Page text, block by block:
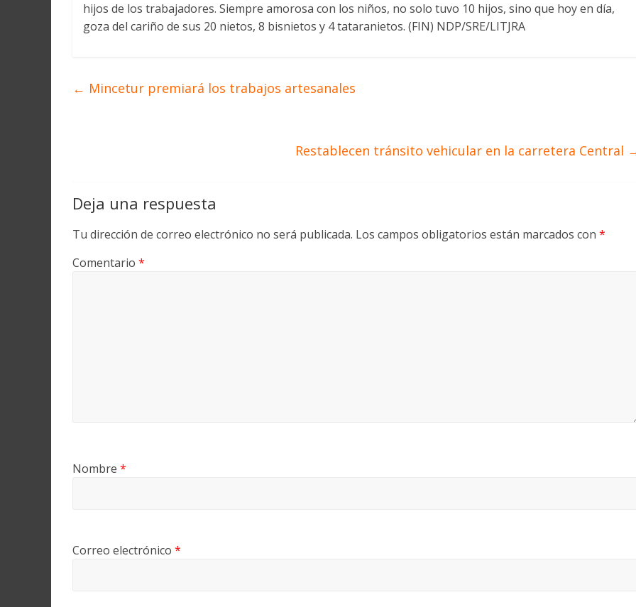
hijos de los trabajadores. Siempre amorosa con los niños, no solo tuvo 10 hijos, sino que hoy en día,
goza del cariño de sus 20 nietos, 8 bisnietos y 4 tataranietos. (FIN) NDP/SRE/LITJRA
← Mincetur premiará los trabajos artesanales
Restablecen tránsito vehicular en la carretera Central
Deja una respuesta
Tu dirección de correo electrónico no será publicada. Los campos obligatorios están marcados con *
Comentario *
Nombre *
Correo electrónico *